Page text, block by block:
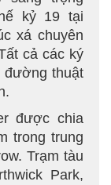
kỷ 19 tại
xá chuyên
cả các ký
đường thuật
được chia
trong trung
Trạm tàu
Park,